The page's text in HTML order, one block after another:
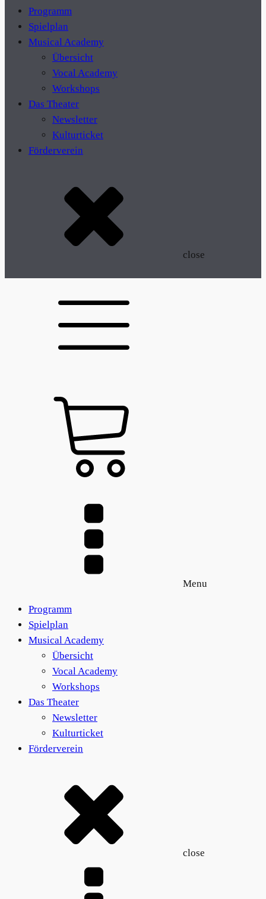
Programm
Spielplan
Musical Academy
Übersicht
Vocal Academy
Workshops
Das Theater
Newsletter
Kulturticket
Förderverein
close
Menu
Programm
Spielplan
Musical Academy
Übersicht
Vocal Academy
Workshops
Das Theater
Newsletter
Kulturticket
Förderverein
close